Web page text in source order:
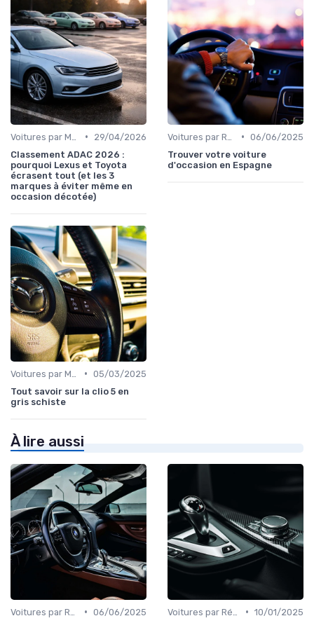
•
29/04/2026
Classement ADAC 2026 :
pourquoi Lexus et Toyota
écrasent tout (et les 3
marques à éviter même en
occasion décotée)
• 06/06/2025
Trouver votre voiture
d'occasion en Espagne
• 05/03/2025
Tout savoir sur la clio 5 en
gris schiste
À lire aussi
• 06/06/2025
• 10/01/2025